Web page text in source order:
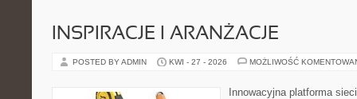
INSPIRACJE I ARANŻACJE
POSTED BY ADMIN KWI - 27 - 2026 MOŻLIWOŚĆ
Innowacyjna platforma